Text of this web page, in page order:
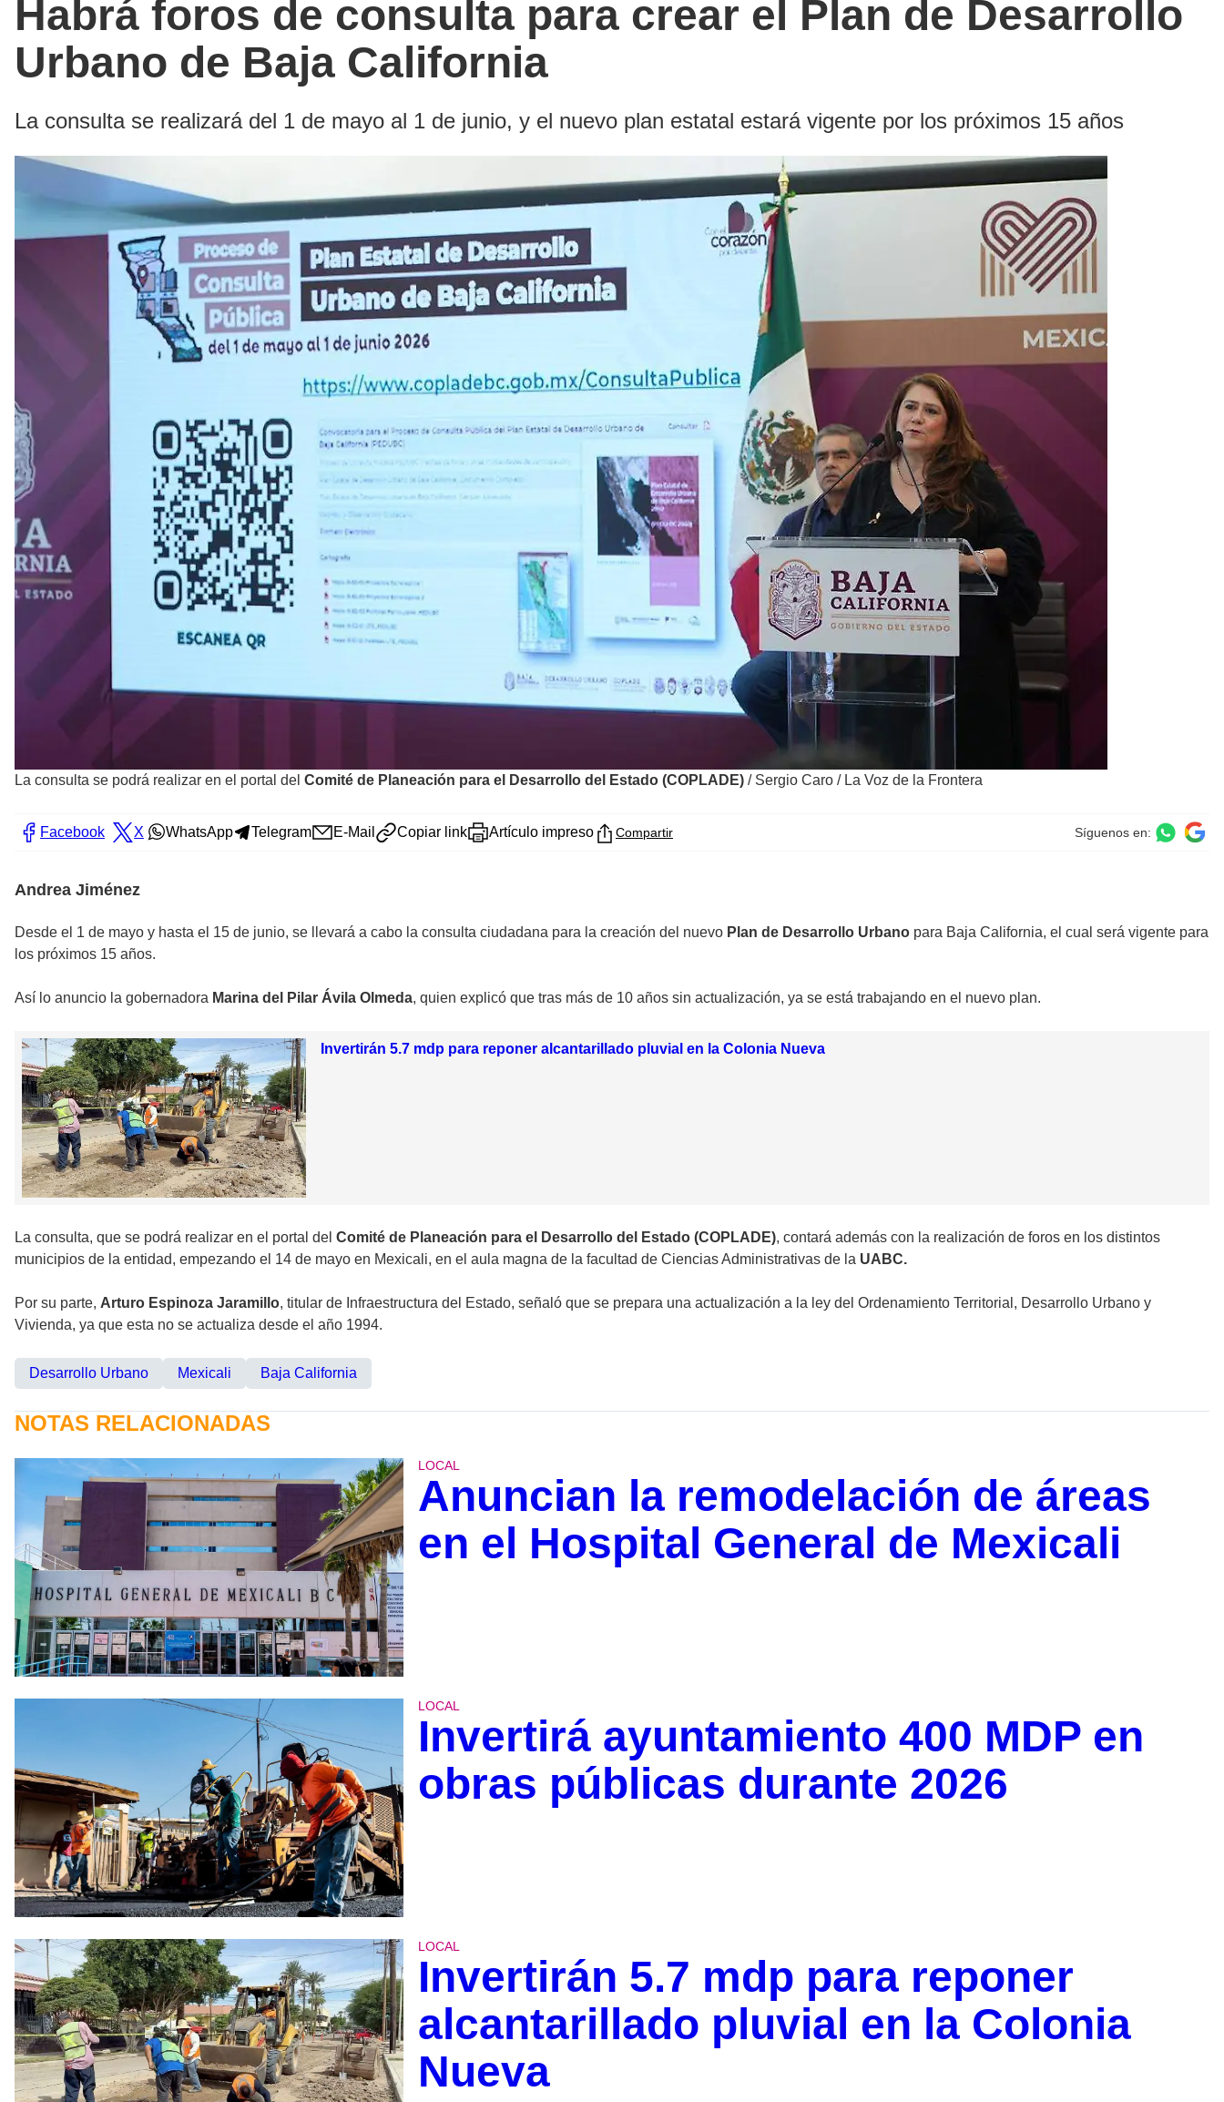
Habrá foros de consulta para crear el Plan de Desarrollo
Urbano de Baja California
La consulta se realizará del 1 de mayo al 1 de junio, y el nuevo plan estatal estará vigente por los próximos 15 años
La consulta se podrá realizar en el portal del Comité de Planeación para el Desarrollo del Estado (COPLADE) / Sergio Caro / La Voz de la Frontera
Facebook X WhatsApp Telegram E-Mail Copiar link Artículo impreso Compartir Síguenos en:
Andrea Jiménez
Desde el 1 de mayo y hasta el 15 de junio, se llevará a cabo la consulta ciudadana para la creación del nuevo Plan de Desarrollo Urbano para Baja California, el cual será vigente para
los próximos 15 años.
Así lo anuncio la gobernadora Marina del Pilar Ávila Olmeda, quien explicó que tras más de 10 años sin actualización, ya se está trabajando en el nuevo plan.
Invertirán 5.7 mdp para reponer alcantarillado pluvial en la Colonia Nueva
La consulta, que se podrá realizar en el portal del Comité de Planeación para el Desarrollo del Estado (COPLADE), contará además con la realización de foros en los distintos
municipios de la entidad, empezando el 14 de mayo en Mexicali, en el aula magna de la facultad de Ciencias Administrativas de la UABC.
Por su parte, Arturo Espinoza Jaramillo, titular de Infraestructura del Estado, señaló que se prepara una actualización a la ley del Ordenamiento Territorial, Desarrollo Urbano y
Vivienda, ya que esta no se actualiza desde el año 1994.
Desarrollo Urbano Mexicali Baja California
NOTAS RELACIONADAS
LOCAL
Anuncian la remodelación de áreas
en el Hospital General de Mexicali
LOCAL
Invertirá ayuntamiento 400 MDP en
obras públicas durante 2026
LOCAL
Invertirán 5.7 mdp para reponer
alcantarillado pluvial en la Colonia
Nueva